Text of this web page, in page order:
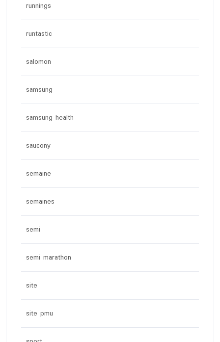
runnings
runtastic
salomon
samsung
samsung health
saucony
semaine
semaines
semi
semi marathon
site
site pmu